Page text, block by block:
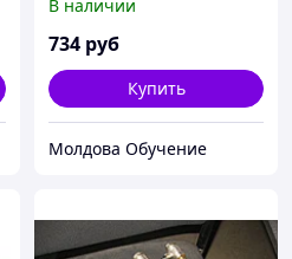
в сборе 1300 мм -
алюминиевая защитная
планка - стальной
черенок -
В наличии
734 руб
Купить
Молдова Обучение